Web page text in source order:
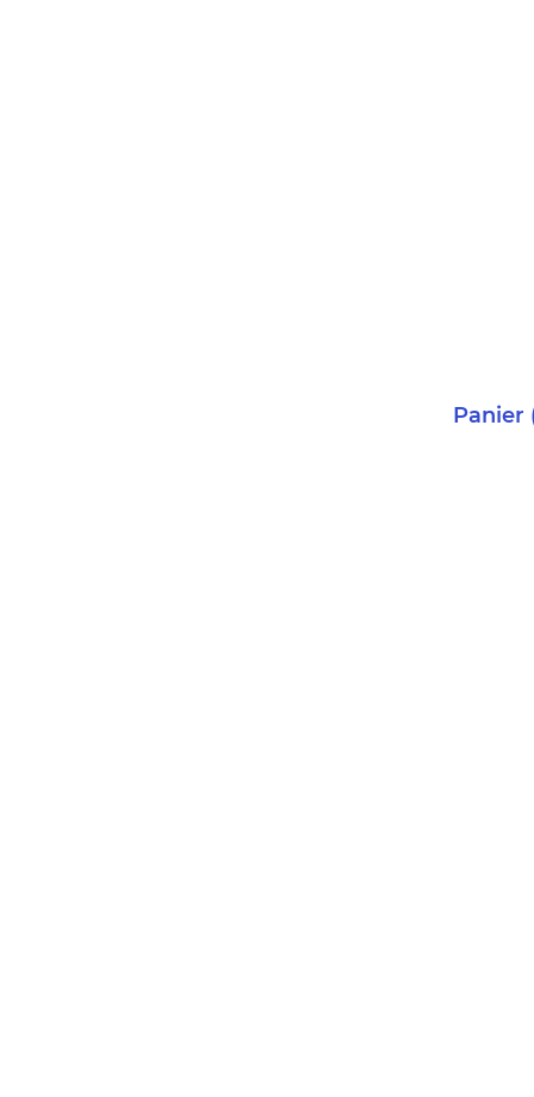
Panier